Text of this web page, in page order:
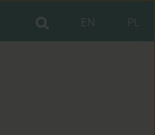
PL
EN